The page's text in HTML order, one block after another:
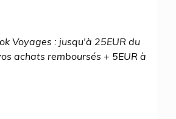
Voyages : jusqu'à 25EUR du
achats remboursés + 5EUR à